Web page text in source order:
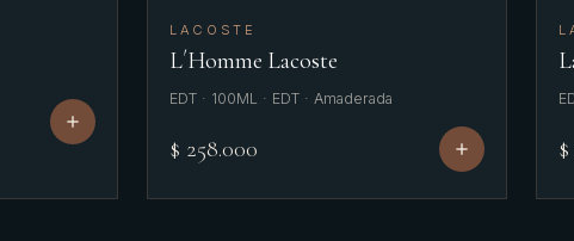
LACOSTE
L´Homme Lacoste
EDT · 100ML · EDT · Amaderada
$ 258.000